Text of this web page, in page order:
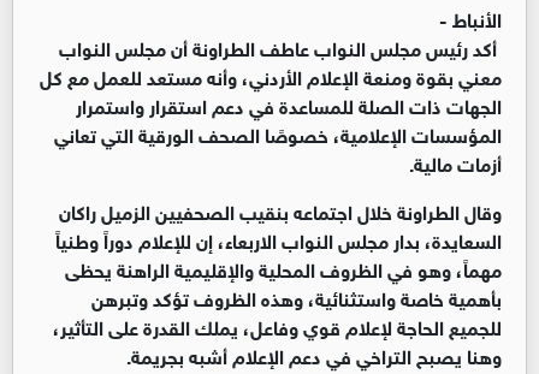
الأنباط -
أكد رئيس مجلس النواب عاطف الطراونة أن مجلس النواب
معني بقوة ومنعة الإعلام الأردني، وأنه مستعد للعمل مع كل
الجهات ذات الصلة للمساعدة في دعم استقرار واستمرار
المؤسسات الإعلامية، خصوصًا الصحف الورقية التي تعاني
أزمات مالية.
وقال الطراونة خلال اجتماعه بنقيب الصحفيين الزميل راكان
السعايدة، بدار مجلس النواب الاربعاء، إن للإعلام دوراً وطنياً
مهماً، وهو في الظروف المحلية والإقليمية الراهنة يحظى
بأهمية خاصة واستثنائية، وهذه الظروف تؤكد وتبرهن
للجميع الحاجة لإعلام قوي وفاعل، يملك القدرة على التأثير،
وهنا يصبح التراخي في دعم الإعلام أشبه بجريمة.